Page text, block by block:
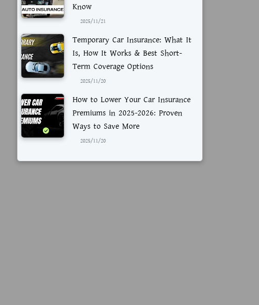
Know
2025/11/21
Temporary Car Insurance: What It
Is, How It Works & Best Short-
Term Coverage Options
2025/11/20
How to Lower Your Car Insurance
Premiums in 2025-2026: Proven
Ways to Save More
2025/11/20